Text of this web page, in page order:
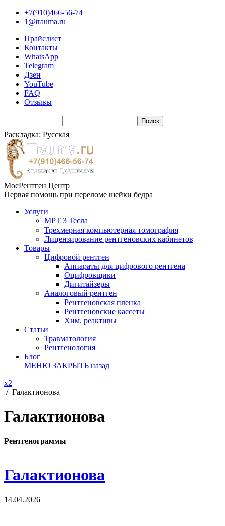
+7(910)466-56-74
1@trauma.ru
Прайслист
Контакты
WhatsApp
Telegram
Дзен
YouTube
FAQ
Отзывы
Раскладка: Русская
МосРентген Центр
Первая помощь при переломе шейки бедра
Услуги
МРТ 3 Тесла
Трехмерная компьютерная томография
Лицензирование рентгеновских кабинетов
Товары
Цифровой рентген
Аппараты для цифрового рентгена
Оцифровщики
Дигитайзеры
Аналоговый рентген
Рентгеновская пленка
Рентгеновские кассеты
Хим. реактивы
Статьи
Травматология
Рентгенология
Блог
МЕНЮ ЗАКРЫТЬ назад
x2
/ Галактионова
Галактионова
Рентгенограммы
Галактионова
14.04.2026